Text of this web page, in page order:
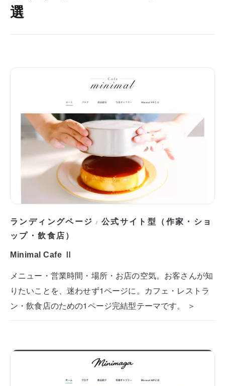
選
ランディングページ / 公式サイト型（作家・ショ
ップ・飲食店）
Minimal Cafe Ⅱ
メニュー・営業時間・場所・お店の空気。お客さんが知
りたいことを、迷わせず1ページに。カフェ・レストラ
ン・飲食店のための1ページ完結型テーマです。 ＞